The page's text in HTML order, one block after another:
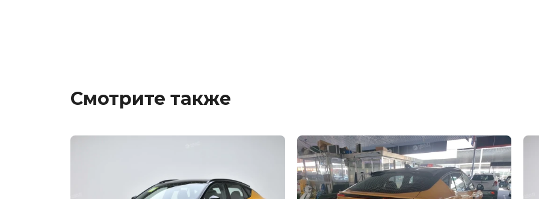
Смотрите также